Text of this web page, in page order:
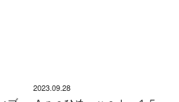
2023.09.28